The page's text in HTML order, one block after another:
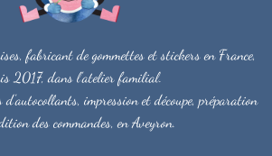
choisies
page
du
fabricant de gommettes et stickers en France,
2017, dans l'atelier familial.
d'autocollants, impression et découpe, préparation
des commandes, en Aveyron.